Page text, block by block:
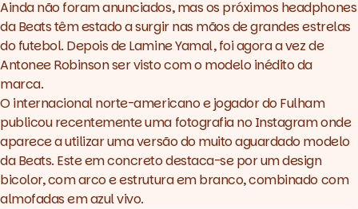
Ainda não foram anunciados, mas os próximos headphones
da Beats têm estado a surgir nas mãos de grandes estrelas
do futebol. Depois de Lamine Yamal, foi agora a vez de
Antonee Robinson ser visto com o modelo inédito da
marca.
O internacional norte-americano e jogador do Fulham
publicou recentemente uma fotografia no Instagram onde
aparece a utilizar uma versão do muito aguardado modelo
da Beats. Este em concreto destaca-se por um design
bicolor, com arco e estrutura em branco, combinado com
almofadas em azul vivo.